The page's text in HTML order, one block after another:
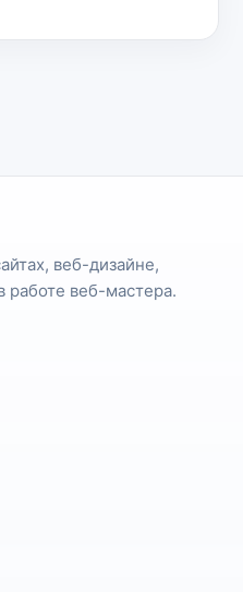
веб-дизайне,
работе веб-мастера.